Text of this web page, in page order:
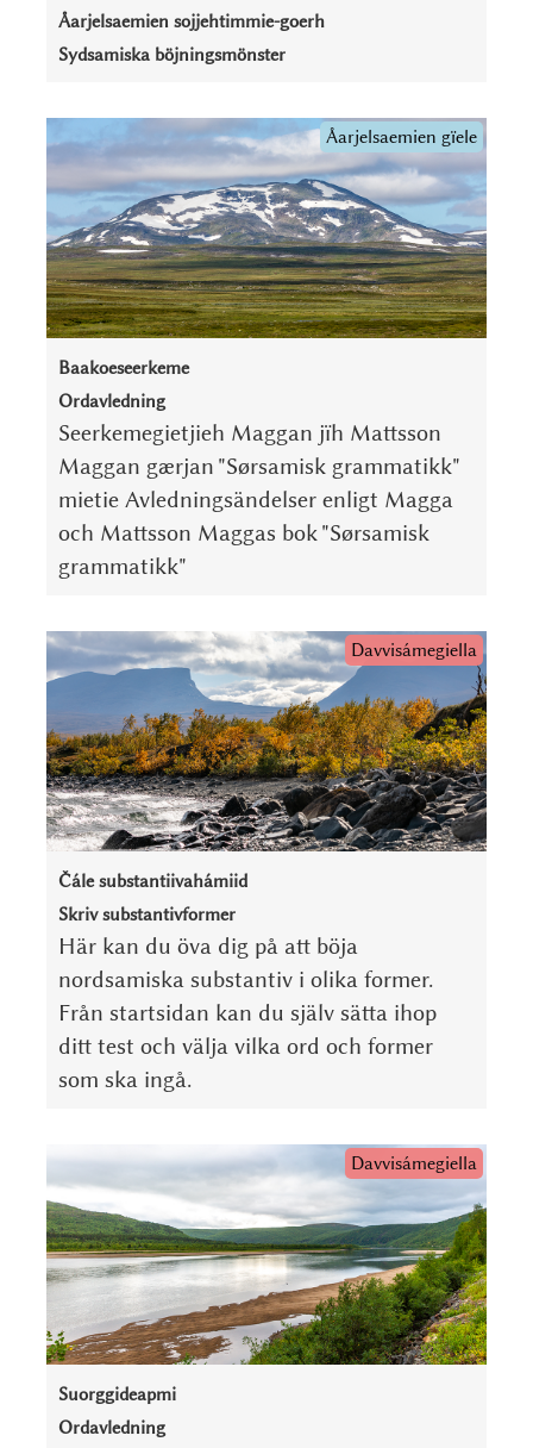
Åarjelsaemien sojjehtimmie-goerh
Sydsamiska böjningsmönster
Åarjel­saemien gïele
Baakoeseerkeme
Ordavledning
Seerkemegietjieh Maggan jïh Mattsson
Maggan gærjan "Sørsamisk grammatikk"
mietie Avledningsändelser enligt Magga
och Mattsson Maggas bok "Sørsamisk
grammatikk"
Davvisámegiella
Čále substantiivahámiid
Skriv substantivformer
Här kan du öva dig på att böja
nordsamiska substantiv i olika former.
Från startsidan kan du själv sätta ihop
ditt test och välja vilka ord och former
som ska ingå.
Davvisámegiella
Suorggideapmi
Ordavledning